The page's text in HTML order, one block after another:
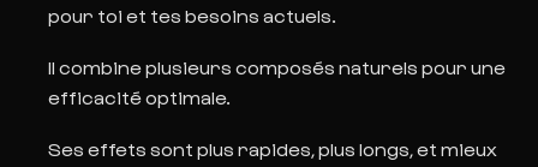
pour toi et tes besoins actuels.
Il combine plusieurs composés naturels pour une
efficacité optimale.
Ses effets sont plus rapides, plus longs, et mieux